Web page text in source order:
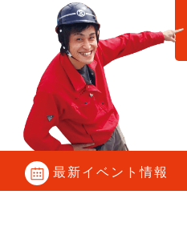
最新イベント情報